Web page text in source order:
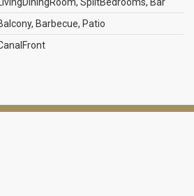
Barbecue, Patio